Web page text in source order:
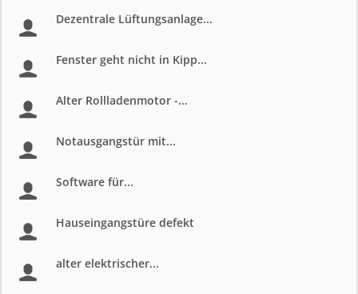
Dezentrale Lüftungsanlage...
Fenster geht nicht in Kipp...
Alter Rollladenmotor -...
Notausgangstür mit...
Software für...
Hauseingangstüre defekt
alter elektrischer...